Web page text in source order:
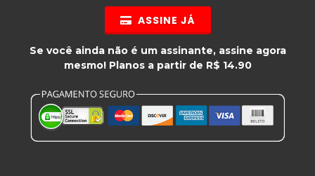
ASSINE JÁ
Se você ainda não é um assinante, assine agora
mesmo! Planos a partir de R$ 14.90